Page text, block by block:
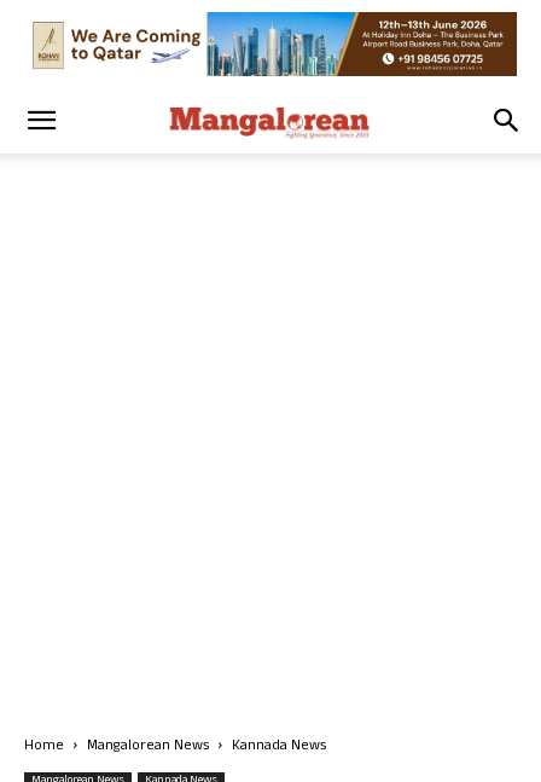
Home Mangalorean News Kannada News